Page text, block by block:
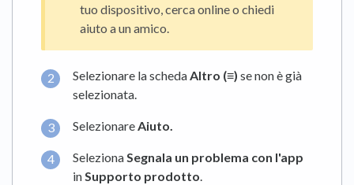
tuo dispositivo, cerca online o chiedi
aiuto a un amico.
Selezionare la schedaAltro (≡) se non è già
selezionata.
SelezionareAiuto.
Seleziona Segnala un problema con l'app
in Supporto prodotto